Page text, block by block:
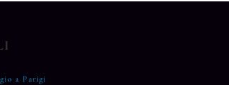
a Parigi